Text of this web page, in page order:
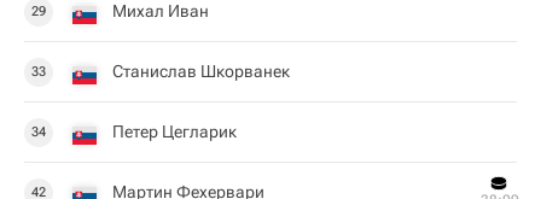
29 Михал Иван
33 Станислав Шкорванек
34 Петер Цегларик
42 Мартин Фехервари